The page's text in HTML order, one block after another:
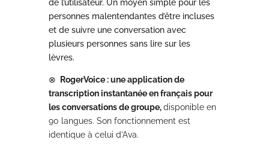
de l’utilisateur. Un moyen simple pour les
personnes malentendantes d’être incluses
et de suivre une conversation avec
plusieurs personnes sans lire sur les
lèvres.
⊗
RogerVoice : une application de
transcription instantanée en français pour
les conversations de groupe,disponible en
90 langues. Son fonctionnement est
identique à celui d’Ava.